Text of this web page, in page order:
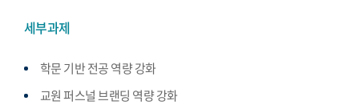
세부과제
학문 기반 전공 역량 강화
교원 퍼스널 브랜딩 역량 강화